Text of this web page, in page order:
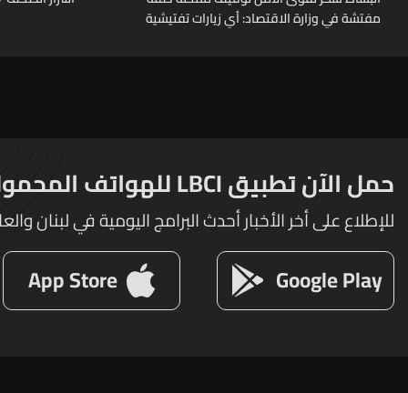
مفتشة في وزارة الاقتصاد: أي زيارات تفتيشية
حمل الآن تطبيق LBCI للهواتف المحمولة
للإطلاع على أخر الأخبار أحدث البرامج اليومية في لبنان
Google Play
App Store